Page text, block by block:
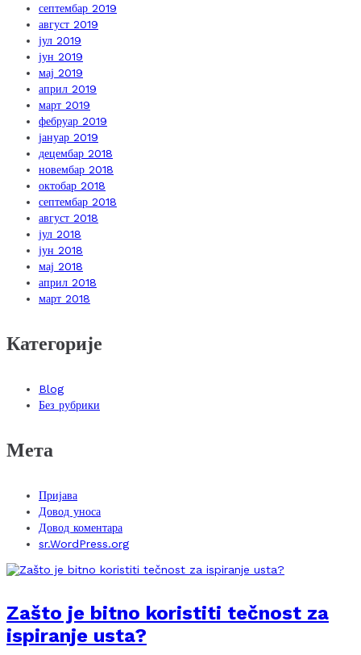
септембар 2019
август 2019
јул 2019
јун 2019
мај 2019
април 2019
март 2019
фебруар 2019
јануар 2019
децембар 2018
новембар 2018
октобар 2018
септембар 2018
август 2018
јул 2018
јун 2018
мај 2018
април 2018
март 2018
Категорије
Blog
Без рубрики
Мета
Пријава
Довод уноса
Довод коментара
sr.WordPress.org
Zašto je bitno koristiti tečnost za
ispiranje usta?